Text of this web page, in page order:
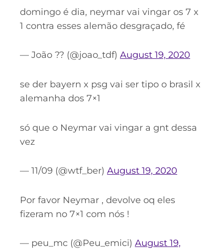
domingo é dia, neymar vai vingar os 7 x
1 contra esses alemão desgraçado, fé
— João ?? (@joao_tdf) August 19, 2020
se der bayern x psg vai ser tipo o brasil x
alemanha dos 7×1
só que o Neymar vai vingar a gnt dessa
vez
— 11/09 (@wtf_ber) August 19, 2020
Por favor Neymar , devolve oq eles
fizeram no 7×1 com nós !
— peu_mc (@Peu_emici) August 19,